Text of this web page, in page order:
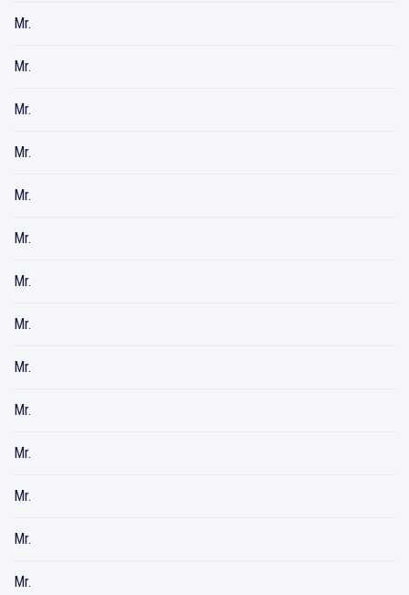
Mr.
Mr.
Mr.
Mr.
Mr.
Mr.
Mr.
Mr.
Mr.
Mr.
Mr.
Mr.
Mr.
Mr.